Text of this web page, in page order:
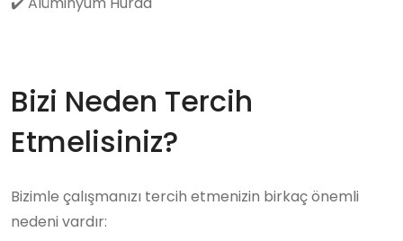
Bizi Neden Tercih
Etmelisiniz?
Bizimle çalışmanızı tercih etmenizin birkaç önemli
nedeni vardır: